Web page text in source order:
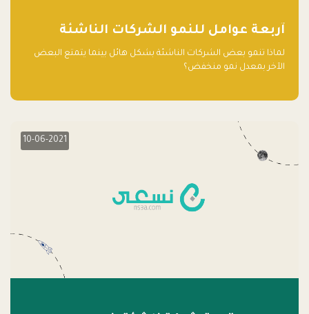
آربعة عوامل للنمو الشركات الناشئة
لماذا تنمو بعض الشركات الناشئة بشكل هائل بينما يتمتع البعض
الآخر بمعدل نمو منخفض؟
10-06-2021